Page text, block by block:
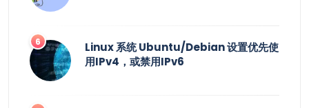
Linux 系统 Ubuntu/Debian 设置优先使
用IPv4，或禁用IPv6